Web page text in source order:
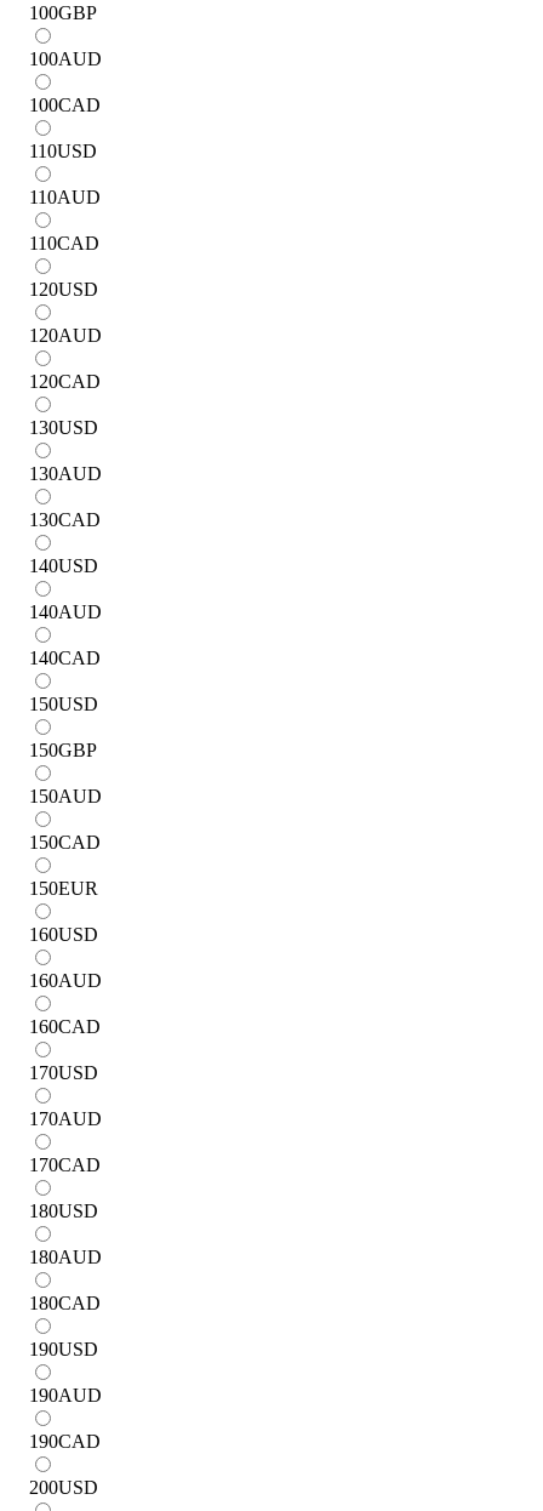
100GBP
100AUD
100CAD
110USD
110AUD
110CAD
120USD
120AUD
120CAD
130USD
130AUD
130CAD
140USD
140AUD
140CAD
150USD
150GBP
150AUD
150CAD
150EUR
160USD
160AUD
160CAD
170USD
170AUD
170CAD
180USD
180AUD
180CAD
190USD
190AUD
190CAD
200USD